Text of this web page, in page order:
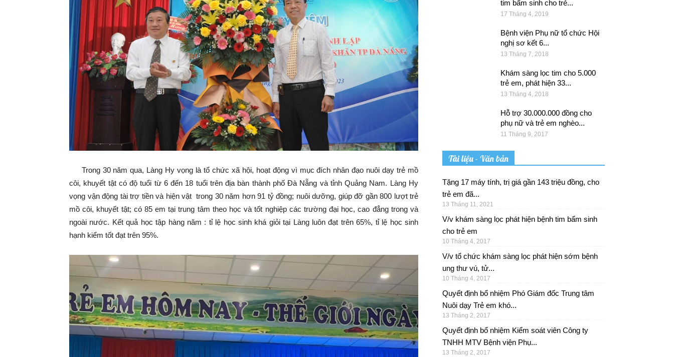
Trong 30 năm qua, Làng Hy vọng là tổ chức xã hội, hoạt động vì mục đích nhân đạo nuôi dạy trẻ mồ
côi, khuyết tật có độ tuổi từ 6 đến 18 tuổi trên địa bàn thành phố Đà Nẵng và tỉnh Quảng Nam. Làng Hy
vọng vận động tài trợ tiền và hiện vật trong 30 năm hơn 91 tỷ đồng; nuôi dưỡng, giúp đỡ gần 800 lượt trẻ
mồ côi, khuyết tật; có 85 em tại trung tâm theo học và tốt nghiệp các trường đại học, cao đẳng trong và
ngoài nước. Kết quả học tập hàng năm : tỉ lệ học sinh khá giỏi tại Làng luôn đạt trên 65%, tỉ lệ học sinh
hạnh kiểm tốt đạt trên 95%.
tim bẩm sinh cho trẻ...
17 Tháng 4, 2019
Bệnh viện Phụ nữ tổ chức Hội
nghị sơ kết 6...
13 Tháng 7, 2018
Khám sàng lọc tim cho 5.000
trẻ em, phát hiện 33...
13 Tháng 4, 2018
Hỗ trợ 30.000.000 đồng cho
phụ nữ và trẻ em nghèo...
11 Tháng 9, 2017
Tài liệu - Văn bản
Tặng 17 máy tính, trị giá gần 143 triệu đồng, cho
trẻ em đã...
13 Tháng 11, 2021
V/v khám sàng lọc phát hiện bệnh tim bẩm sinh
cho trẻ em
10 Tháng 4, 2017
V/v tổ chức khám sàng lọc phát hiện sớm bệnh
ung thư vú, tử...
10 Tháng 4, 2017
Quyết định bổ nhiệm Phó Giám đốc Trung tâm
Nuôi dạy Trẻ em khó...
13 Tháng 2, 2017
Quyết định bổ nhiệm Kiểm soát viên Công ty
TNHH MTV Bệnh viện Phụ...
13 Tháng 2, 2017